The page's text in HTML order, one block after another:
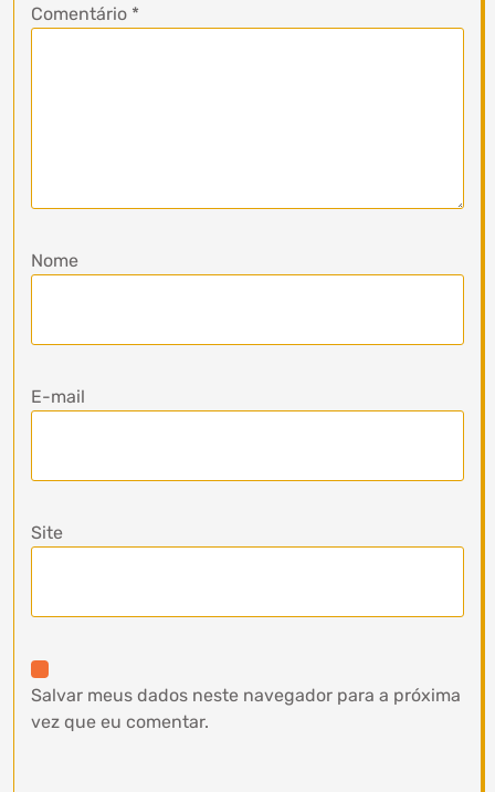
Comentário *
Nome
E-mail
Site
Salvar meus dados neste navegador para a próxima
vez que eu comentar.